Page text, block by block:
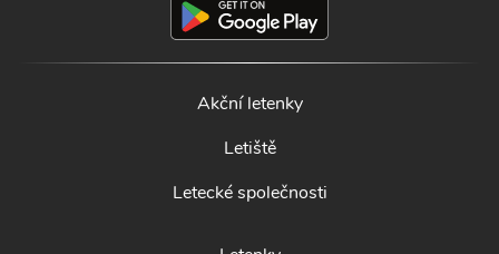
Akční letenky
Letiště
Letecké společnosti